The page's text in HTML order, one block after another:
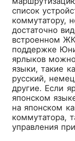
список
коммутатору,
достаточно
встроенном
поддержке
ярлыков
языки, такие
русский,
другие. Если
японском
на японском
коммутатора,
управления